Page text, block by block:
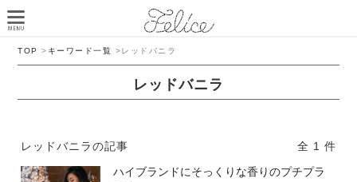
TOP > キーワード一覧 >レッドバニラ
レッドバニラ
レッドバニラの記事
全 1 件
ハイブランドにそっくりな香りのプチプラ